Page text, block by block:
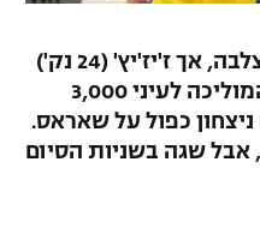
הצהובים אמנם לא יעלו להצלבה, אך ז'יז'יץ' (24 נק')
ובנדר (16 נק') הדהימו את המוליכה לעיני 3,000
ניצחון כפול על שאראס.
אבל שגה בשניות הסיום